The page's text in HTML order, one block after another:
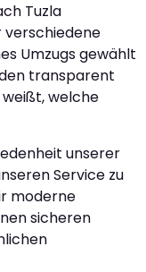
Tuzla
verschiedene
Umzugs gewählt
transparent
welche
unserer
Service zu
moderne
sicheren